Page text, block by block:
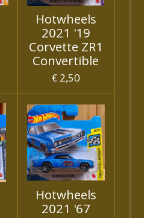
Hotwheels
2021 '19
Corvette ZR1
Convertible
€ 2,50
Hotwheels
2021 '67